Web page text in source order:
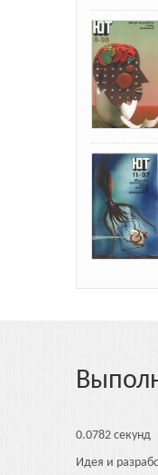
0.0782 секунд
Идея и